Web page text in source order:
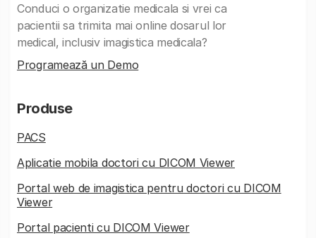
Conduci o organizatie medicala si vrei ca
pacientii sa trimita mai online dosarul lor
medical, inclusiv imagistica medicala?
Programează un Demo
Produse
PACS
Aplicatie mobila doctori cu DICOM Viewer
Portal web de imagistica pentru doctori cu DICOM
Viewer
Portal pacienti cu DICOM Viewer